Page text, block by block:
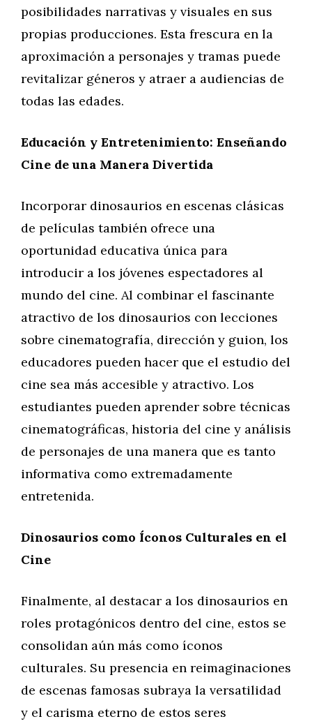
posibilidades narrativas y visuales en sus
propias producciones. Esta frescura en la
aproximación a personajes y tramas puede
revitalizar géneros y atraer a audiencias de
todas las edades.
Educación y Entretenimiento: Enseñando
Cine de una Manera Divertida
Incorporar dinosaurios en escenas clásicas
de películas también ofrece una
oportunidad educativa única para
introducir a los jóvenes espectadores al
mundo del cine. Al combinar el fascinante
atractivo de los dinosaurios con lecciones
sobre cinematografía, dirección y guion, los
educadores pueden hacer que el estudio del
cine sea más accesible y atractivo. Los
estudiantes pueden aprender sobre técnicas
cinematográficas, historia del cine y análisis
de personajes de una manera que es tanto
informativa como extremadamente
entretenida.
Dinosaurios como Íconos Culturales en el
Cine
Finalmente, al destacar a los dinosaurios en
roles protagónicos dentro del cine, estos se
consolidan aún más como íconos
culturales. Su presencia en reimaginaciones
de escenas famosas subraya la versatilidad
y el carisma eterno de estos seres